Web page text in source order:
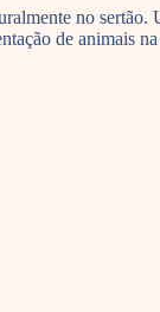
no
de animais